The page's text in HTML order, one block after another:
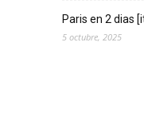
Paris en 2 dias
5 octubre, 2025